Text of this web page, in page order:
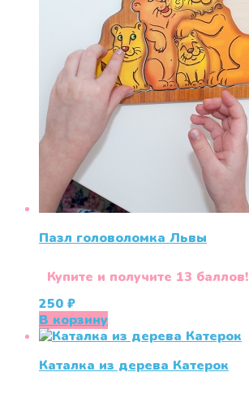
Пазл головоломка Львы
Купите и получите 13 баллов!
250 ₽
В корзину
Каталка из дерева Катерок